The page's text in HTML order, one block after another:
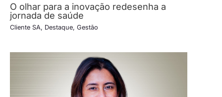
O olhar para a inovação redesenha a
jornada de saúde
Cliente SA, Destaque, Gestão